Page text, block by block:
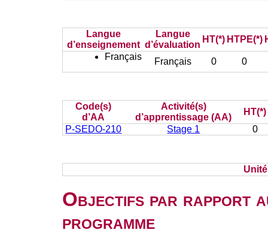
Langue
d’enseignement
Langue
d’évaluation
HT(*) HTPE(*)
Français
Français 0 0
Code(s)
d’AA
Activité(s)
d’apprentissage (AA)
HT(*)
P-SEDO-210
Stage 1 0
Objectifs par rapport
programme